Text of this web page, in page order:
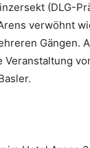
(DLG-
verwöhnt
Gängen.